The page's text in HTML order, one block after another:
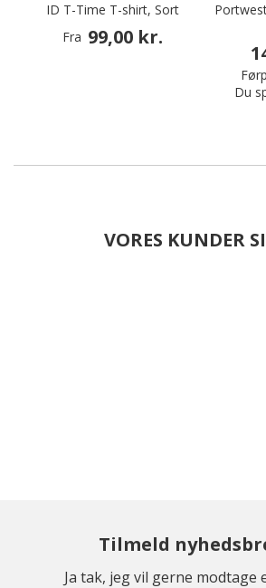
ID T-Time T-shirt, Sort
Fra 99,00 kr.
Du
VORES KUNDER
Tilmeld
Ja tak, jeg vil gerne modtage